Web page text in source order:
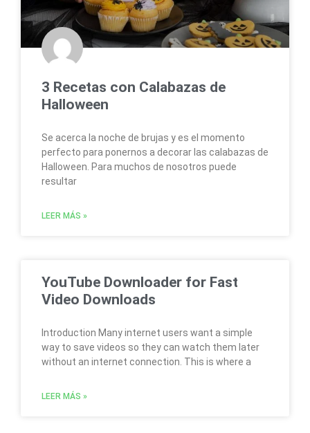
3 Recetas con Calabazas de
Halloween
Se acerca la noche de brujas y es el momento
perfecto para ponernos a decorar las calabazas de
Halloween. Para muchos de nosotros puede
resultar
LEER MÁS »
YouTube Downloader for Fast
Video Downloads
Introduction Many internet users want a simple
way to save videos so they can watch them later
without an internet connection. This is where a
LEER MÁS »